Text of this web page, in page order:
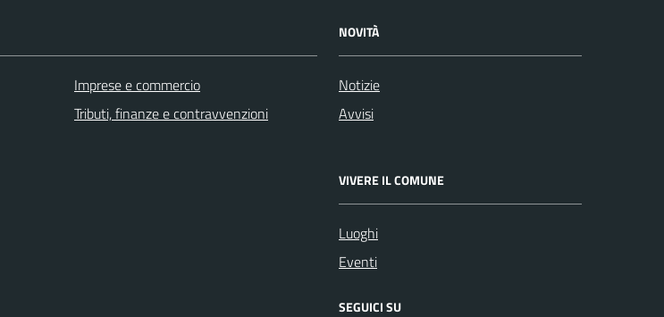
Imprese e commercio
Tributi, finanze e contravvenzioni
NOVITÀ
Notizie
Avvisi
VIVERE IL COMUNE
Luoghi
Eventi
SEGUICI SU